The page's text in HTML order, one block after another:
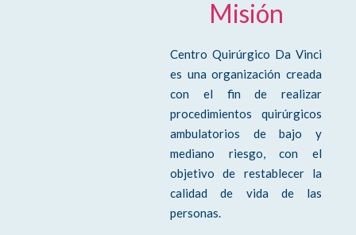
Misión
Centro Quirúrgico Da Vinci
es una organización creada
con el fin de realizar
procedimientos quirúrgicos
ambulatorios de bajo y
mediano riesgo, con el
objetivo de restablecer la
calidad de vida de las
personas.